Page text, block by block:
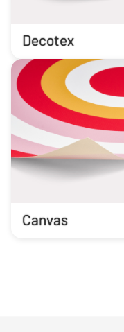
Decotex
Canvas